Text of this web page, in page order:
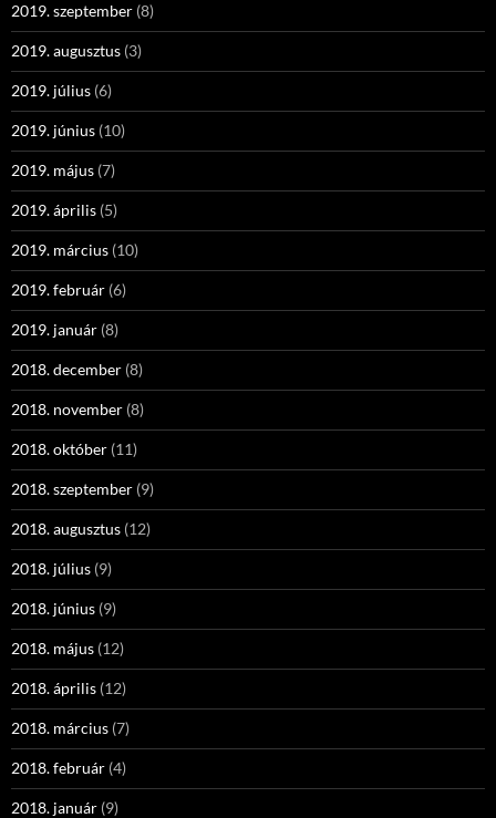
2019. szeptember (8)
2019. augusztus (3)
2019. július (6)
2019. június (10)
2019. május (7)
2019. április (5)
2019. március (10)
2019. február (6)
2019. január (8)
2018. december (8)
2018. november (8)
2018. október (11)
2018. szeptember (9)
2018. augusztus (12)
2018. július (9)
2018. június (9)
2018. május (12)
2018. április (12)
2018. március (7)
2018. február (4)
2018. január (9)